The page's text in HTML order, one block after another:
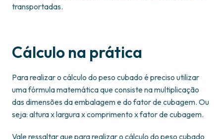
transportadas.
Cálculo na prática
Para realizar o cálculo do peso cubado é preciso utilizar
uma fórmula matemática que consiste na multiplicação
das dimensões da embalagem e do fator de cubagem. Ou
seja: altura x largura x comprimento x fator de cubagem.
Vale ressaltar que para realizar o cálculo do peso cubado